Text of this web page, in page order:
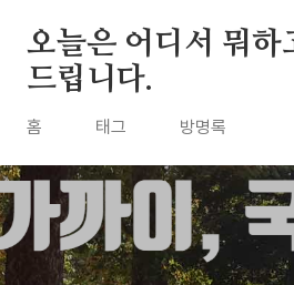
오늘은 어디서 뭐하
드립니다.
홈 태그 방명록